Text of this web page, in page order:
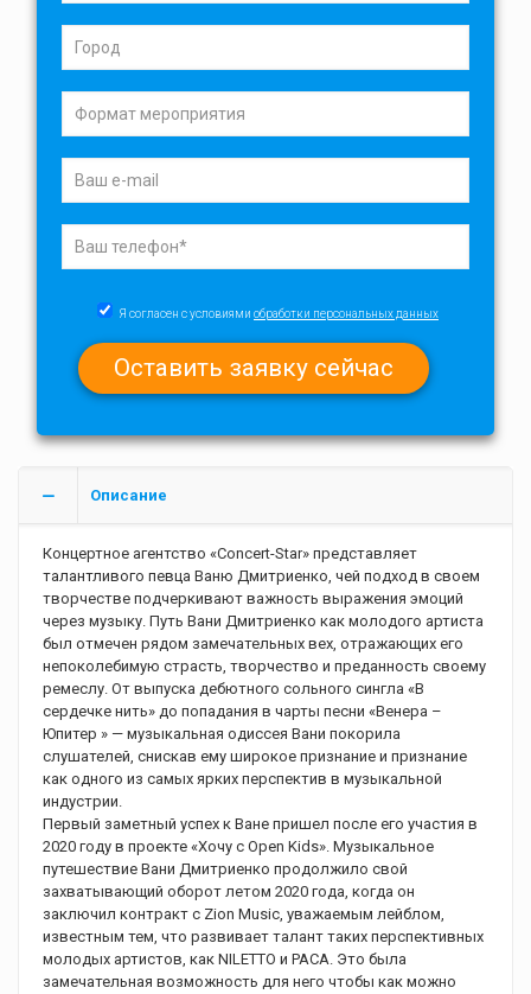
Я согласен с условиями обработки персональных данных
Описание
Концертное агентство «Concert-Star» представляет
талантливого певца Ваню Дмитриенко, чей подход в своем
творчестве подчеркивают важность выражения эмоций
через музыку. Путь Вани Дмитриенко как молодого артиста
был отмечен рядом замечательных вех, отражающих его
непоколебимую страсть, творчество и преданность своему
ремеслу. От выпуска дебютного сольного сингла «В
сердечке нить» до попадания в чарты песни «Венера –
Юпитер » — музыкальная одиссея Вани покорила
слушателей, снискав ему широкое признание и признание
как одного из самых ярких перспектив в музыкальной
индустрии.
Первый заметный успех к Ване пришел после его участия в
2020 году в проекте «Хочу с Open Kids». Музыкальное
путешествие Вани Дмитриенко продолжило свой
захватывающий оборот летом 2020 года, когда он
заключил контракт с Zion Music, уважаемым лейблом,
известным тем, что развивает талант таких перспективных
молодых артистов, как NILETTO и РАСА. Это была
замечательная возможность для него чтобы как можно